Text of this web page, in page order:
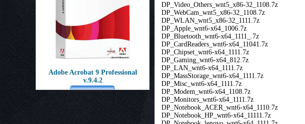
Adobe Acrobat 9 Professional
v.9.4.2
DP_Video_Others_wnt5_x86-32_1108.7z
DP_WebCam_wnt5_x86-32_1108.7z
DP_WLAN_wnt5_x86-32_1111.7z
DP_Apple_wnt6-x64_1006.7z
DP_Bluetooth_wnt6-x64_1111_.7z
DP_CardReaders_wnt6-x64_11041.7z
DP_Chipset_wnt6-x64_1111.7z
DP_Gaming_wnt6-x64_812.7z
DP_LAN_wnt6-x64_1111.7z
DP_MassStorage_wnt6-x64_1111.7z
DP_Misc_wnt6-x64_1111.7z
DP_Modem_wnt6-x64_1108.7z
DP_Monitors_wnt6-x64_1111.7z
DP_Notebook_ACER_wnt6-x64_1110.7z
DP_Notebook_HP_wnt6-x64_11111.7z